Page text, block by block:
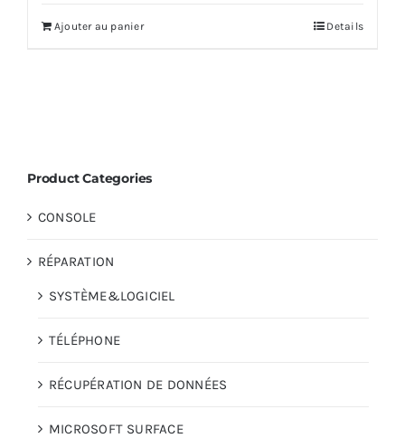
Ajouter au panier Details
Product Categories
CONSOLE
RÉPARATION
SYSTÈME&LOGICIEL
TÉLÉPHONE
RÉCUPÉRATION DE DONNÉES
MICROSOFT SURFACE